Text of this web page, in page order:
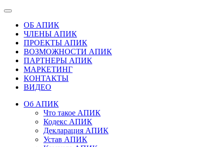
ОБ АПИК
ЧЛЕНЫ АПИК
ПРОЕКТЫ АПИК
ВОЗМОЖНОСТИ АПИК
ПАРТНЕРЫ АПИК
МАРКЕТИНГ
КОНТАКТЫ
ВИДЕО
Об АПИК
Что такое АПИК
Кодекс АПИК
Декларация АПИК
Устав АПИК